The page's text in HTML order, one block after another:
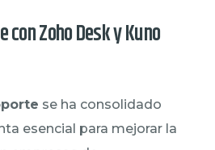
Zoho Desk y Kuno
se ha consolidado
esencial para mejorar la